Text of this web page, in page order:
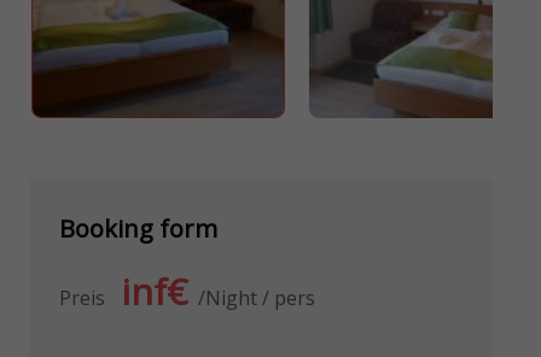
Booking form
Preis inf€ Night / pers